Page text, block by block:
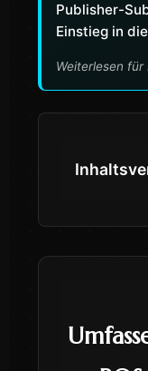
Publisher-
Einstieg in
Weiterlesen für